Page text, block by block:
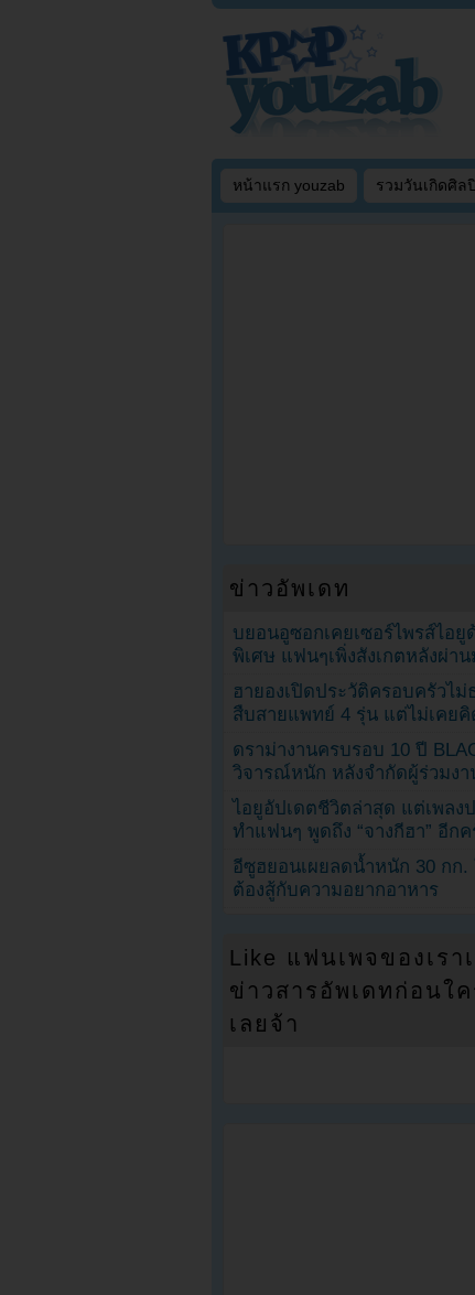
หน้าแรก youzab รวมวันเกิดศิล
ข่าวอัพเดท
บยอนอูซอกเคยเซอร์ไพรส์ไอยู
พิเศษ แฟนๆเพิ่งสังเกตหลังผ่า
ฮายองเปิดประวัติครอบครัวไม่
สืบสายแพทย์ 4 รุ่น แต่ไม่เคยคิ
ดราม่างานครบรอบ 10 ปี
วิจารณ์หนัก หลังจำกัดผู้ร่วมง
ไอยูอัปเดตชีวิตล่าสุด แต่เพลง
ทำแฟนๆ พูดถึง “จางกีฮา” อีกค
อีซูฮยอนเผยลดน้ำหนัก 30 กก.
ต้องสู้กับความอยากอาหาร
Like แฟนเพจของเรา
ข่าวสารอัพเดทก่อนใ
เลยจ้า